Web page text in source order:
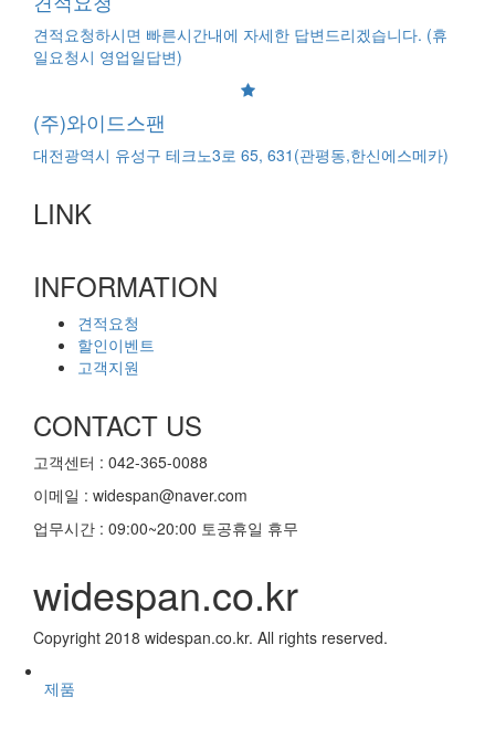
견적요청하시면 빠른시간내에 자세한 답변드리겠습니다. (휴
일요청시 영업일답변)
(주)와이드스팬
대전광역시 유성구 테크노3로 65, 631(관평동,한신에스메카)
LINK
INFORMATION
견적요청
할인이벤트
고객지원
CONTACT US
고객센터 : 042-365-0088
이메일 : widespan@naver.com
업무시간 : 09:00~20:00 토공휴일 휴무
widespan.co.kr
Copyright 2018 widespan.co.kr. All rights reserved.
제품